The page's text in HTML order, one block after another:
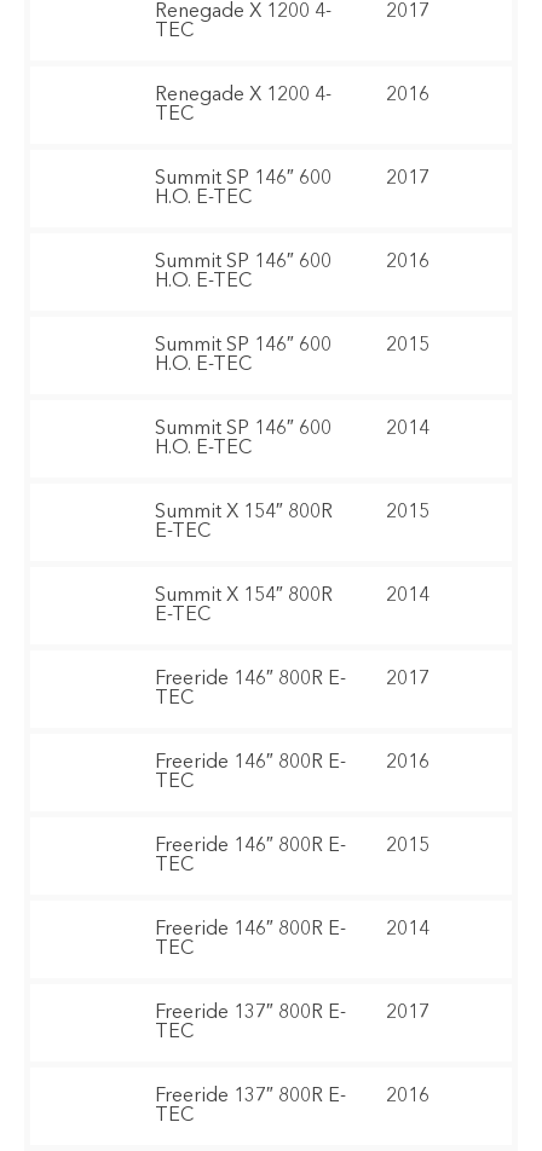
Renegade X 1200 4-
TEC
2017
Renegade X 1200 4-
TEC
2016
Summit SP 146″ 600
H.O. E-TEC
2017
Summit SP 146″ 600
H.O. E-TEC
2016
Summit SP 146″ 600
H.O. E-TEC
2015
Summit SP 146″ 600
H.O. E-TEC
2014
Summit X 154″ 800R
E-TEC
2015
Summit X 154″ 800R
E-TEC
2014
Freeride 146″ 800R E-
TEC
2017
Freeride 146″ 800R E-
TEC
2016
Freeride 146″ 800R E-
TEC
2015
Freeride 146″ 800R E-
TEC
2014
Freeride 137″ 800R E-
TEC
2017
Freeride 137″ 800R E-
TEC
2016